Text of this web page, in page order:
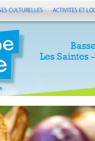
Les Saintes
CULTURELLES ACTIVITES ET